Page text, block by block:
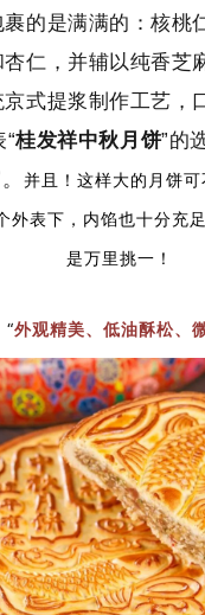
的是满满的：核桃
仁，并辅以纯香芝
式提浆制作工艺，
“桂发祥中秋月饼”的
并且！这样大的月饼
外表下，内馅也十分充
是万里挑一！
“外观精美、低油酥松、